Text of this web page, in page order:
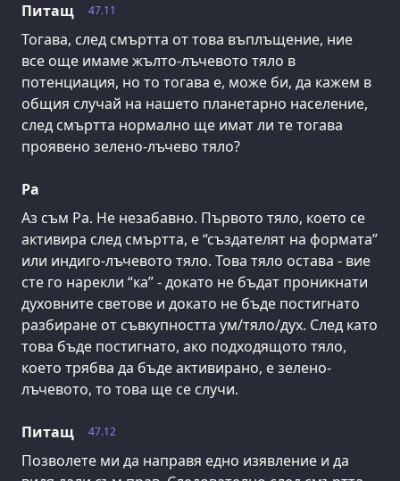
47.11
Питащ
Тогава, след смъртта от това въплъщение, ние
все още имаме жълто-лъчевото тяло в
потенциация, но то тогава е, може би, да кажем в
общия случай на нашето планетарно население,
след смъртта нормално ще имат ли те тогава
проявено зелено-лъчево тяло?
Ра
Аз съм Ра. Не незабавно. Първото тяло, което се
активира след смъртта, е “създателят на формата”
или индиго-лъчевото тяло. Това тяло остава - вие
сте го нарекли “ка” - докато не бъдат проникнати
духовните светове и докато не бъде постигнато
разбиране от съвкупността ум/тяло/дух. След като
това бъде постигнато, ако подходящото тяло,
което трябва да бъде активирано, е зелено-
лъчевото, то това ще се случи.
47.12
Питащ
Позволете ми да направя едно изявление и да